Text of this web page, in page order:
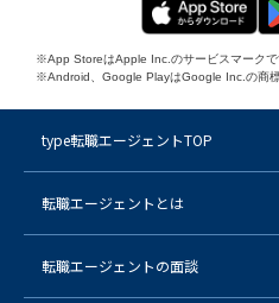
※App StoreはApple Inc.のサービスマークで
※Android、Google PlayはGoogle Inc.の商標
type転職エージェントTOP
転職エージェントとは
転職エージェントの面談